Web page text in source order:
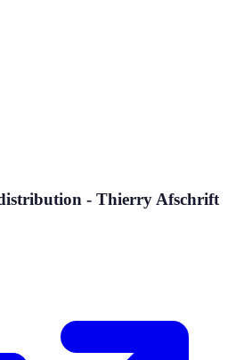
- Thierry Afschrift